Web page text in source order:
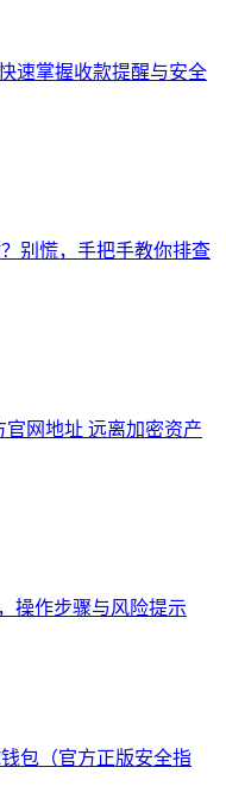
速掌握收款提醒与安全
别慌，手把手教你排查
官网地址 远离加密资产
操作步骤与风险提示
包（官方正版安全指